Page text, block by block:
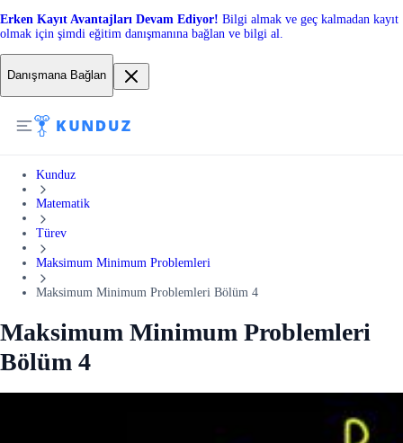
Erken Kayıt Avantajları Devam Ediyor! Bilgi almak ve geç kalmadan kayıt
olmak için şimdi eğitim danışmanına bağlan ve bilgi al.
Danışmana Bağlan
Kunduz
Matematik
Türev
Maksimum Minimum Problemleri
Maksimum Minimum Problemleri Bölüm 4
Maksimum Minimum Problemleri
Bölüm 4